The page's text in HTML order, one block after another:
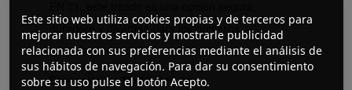
duradera y divertida para los primeros
desplazamientos de tu hijo.
Dimensiones:75x52x110 cm
Este sitio web utiliza cookies propias y de terceros para
mejorar nuestros servicios y mostrarle publicidad
relacionada con sus preferencias mediante el análisis de
sus hábitos de navegación. Para dar su consentimiento
sobre su uso pulse el botón Acepto.